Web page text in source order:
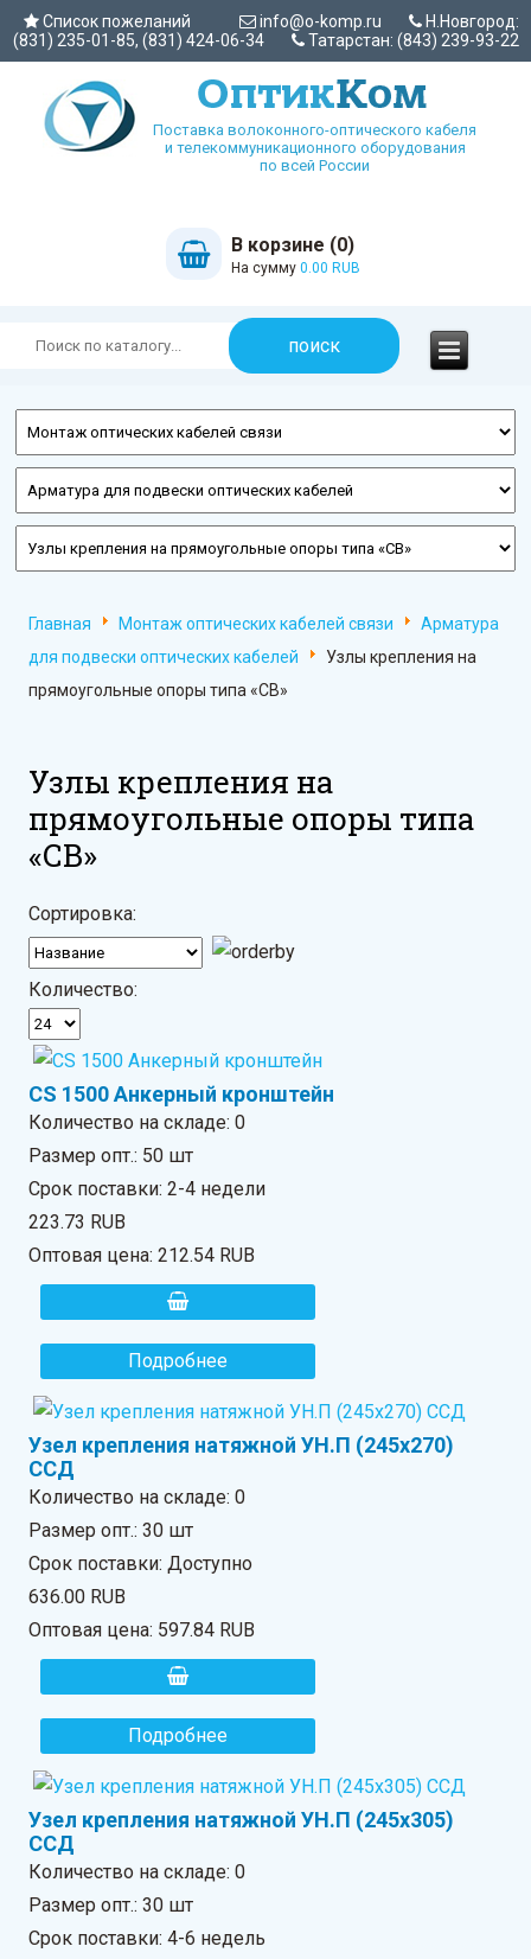
Список пожеланий info@o-komp.ru
Н.Новгород:
(831) 235-01-85, (831) 424-06-34
Татарстан: (843) 239-93-22
Поставка волоконного-оптического кабеля
и телекоммуникационного оборудования
по всей России
В корзине (0)
На сумму 0.00 RUB
Главная Монтаж оптических кабелей связи
Арматура
для подвески оптических кабелей
Узлы крепления на
прямоугольные опоры типа «СВ»
Узлы крепления на
прямоугольные опоры типа
«СВ»
Сортировка:
Количество:
CS 1500 Анкерный кронштейн
Количество на складе:0
Размер опт.: 50 шт
Срок поставки: 2-4 недели
223.73 RUB
Оптовая цена:212.54 RUB
Подробнее
Узел крепления натяжной УН.П (245х270)
ССД
Количество на складе:0
Размер опт.: 30 шт
Срок поставки: Доступно
636.00 RUB
Оптовая цена: 597.84 RUB
Подробнее
Узел крепления натяжной УН.П (245х305)
ССД
Количество на складе:0
Размер опт.: 30 шт
Срок поставки: 4-6 недель